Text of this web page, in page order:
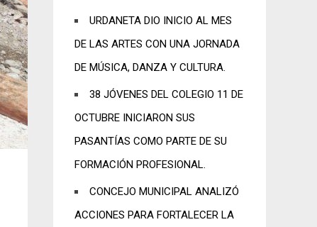
URDANETA DIO INICIO AL MES
DE LAS ARTES CON UNA JORNADA
DE MÚSICA, DANZA Y CULTURA.
38 JÓVENES DEL COLEGIO 11 DE
OCTUBRE INICIARON SUS
PASANTÍAS COMO PARTE DE SU
FORMACIÓN PROFESIONAL.
CONCEJO MUNICIPAL ANALIZÓ
ACCIONES PARA FORTALECER LA